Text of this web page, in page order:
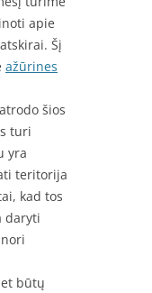
apie
Šį
ažūrines
šios
turi
yra
teritorija
kad tos
daryti
būtų